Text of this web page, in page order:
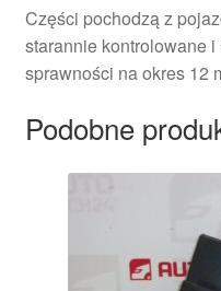
Części pochodzą z
starannie kontrolowane
sprawności na okres 12
Podobne